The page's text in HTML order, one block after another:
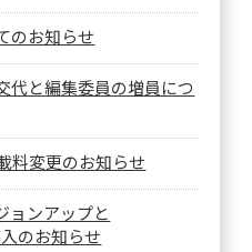
のお知らせ
代と編集委員の増員につ
料変更のお知らせ
ョンアップと
のお知らせ